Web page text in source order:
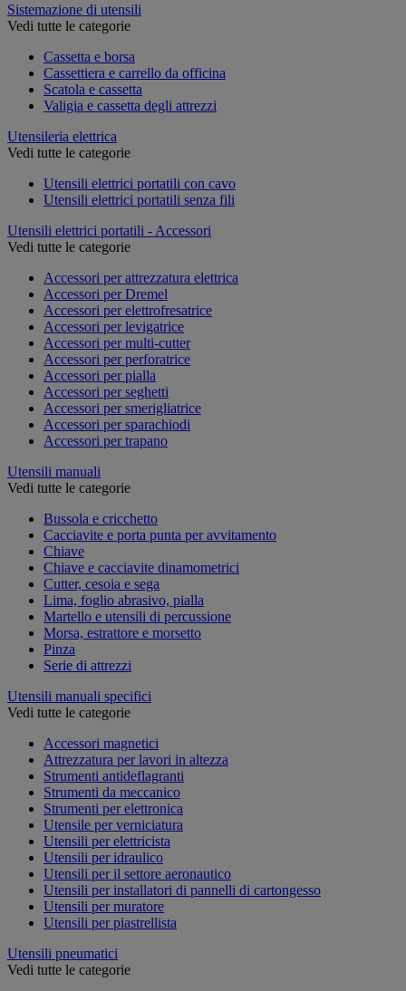
Sistemazione di utensili
Vedi tutte le categorie
Cassetta e borsa
Cassettiera e carrello da officina
Scatola e cassetta
Valigia e cassetta degli attrezzi
Utensileria elettrica
Vedi tutte le categorie
Utensili elettrici portatili con cavo
Utensili elettrici portatili senza fili
Utensili elettrici portatili - Accessori
Vedi tutte le categorie
Accessori per attrezzatura elettrica
Accessori per Dremel
Accessori per elettrofresatrice
Accessori per levigatrice
Accessori per multi-cutter
Accessori per perforatrice
Accessori per pialla
Accessori per seghetti
Accessori per smerigliatrice
Accessori per sparachiodi
Accessori per trapano
Utensili manuali
Vedi tutte le categorie
Bussola e cricchetto
Cacciavite e porta punta per avvitamento
Chiave
Chiave e cacciavite dinamometrici
Cutter, cesoia e sega
Lima, foglio abrasivo, pialla
Martello e utensili di percussione
Morsa, estrattore e morsetto
Pinza
Serie di attrezzi
Utensili manuali specifici
Vedi tutte le categorie
Accessori magnetici
Attrezzatura per lavori in altezza
Strumenti antideflagranti
Strumenti da meccanico
Strumenti per elettronica
Utensile per verniciatura
Utensili per elettricista
Utensili per idraulico
Utensili per il settore aeronautico
Utensili per installatori di pannelli di cartongesso
Utensili per muratore
Utensili per piastrellista
Utensili pneumatici
Vedi tutte le categorie